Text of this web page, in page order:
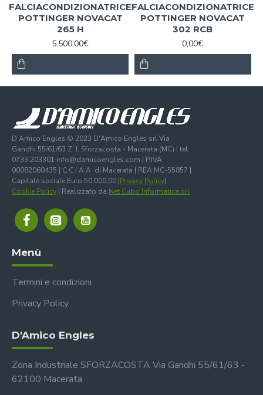
FALCIACONDIZIONATRICE
POTTINGER NOVACAT
265 H
5.500,00€
FALCIACONDIZIONATRICE
POTTINGER NOVACAT
302 RCB
0,00€
D'Amico Engles © 2023 D'Amico Engles srl Via
Gandhi 55/61/63 Z. I. Sforzacosta - Macerata (MC) | tel.
0733.203301 info@damicoengles.com | P.IVA
00082060435 | C.C.I.A.A. di Macerata | REA MC-55857 |
Capitale sociale Euro 50.000,00 |Privacy Policy|
Cookie Policy | Realizzato da Net Cubo Informatica srl
Menù
Termini e condizioni
Privacy Policy
D'Amico Engles
Zona Industriale SFORZACOSTA Via Gandhi 55/61/63 -
62100 Macerata